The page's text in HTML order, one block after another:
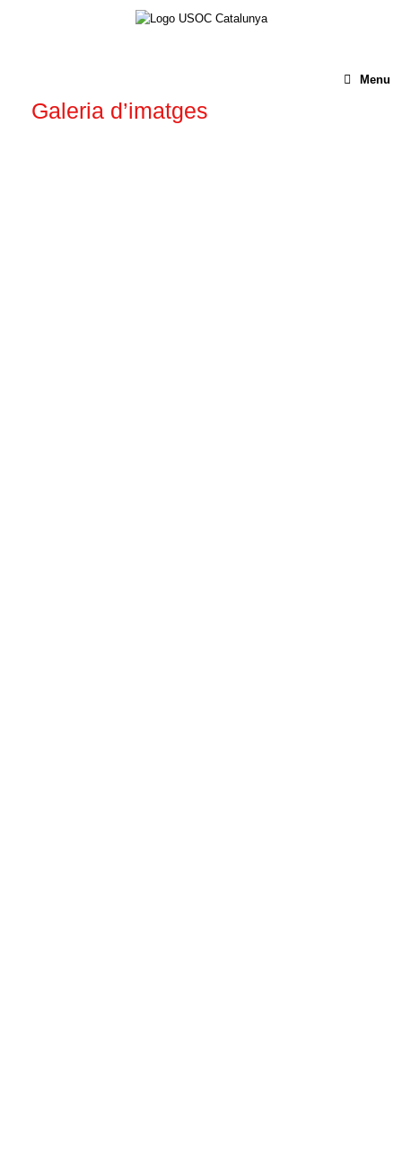
Menu
Galeria d’imatges